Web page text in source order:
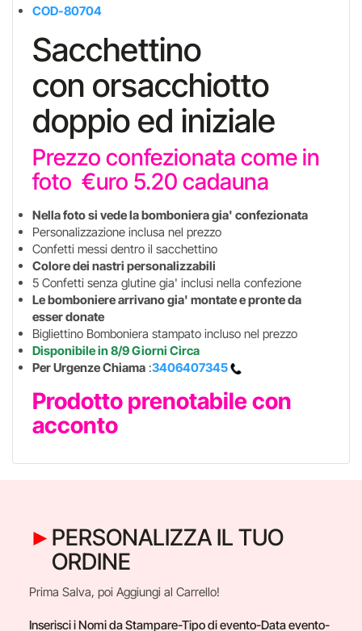
COD-80704
Sacchettino
con orsacchiotto
doppio ed iniziale
Prezzo confezionata come in
foto €uro 5.20 cadauna
Nella foto si vede la bomboniera gia' confezionata
Personalizzazione inclusa nel prezzo
Confetti messi dentro il sacchettino
Colore dei nastri personalizzabili
5 Confetti senza glutine gia' inclusi nella confezione
Le bomboniere arrivano gia' montate e pronte da
esser donate
Bigliettino Bomboniera stampato incluso nel prezzo
Disponibile in 8/9 Giorni Circa
Per Urgenze Chiama :3406407345
Prodotto prenotabile con
acconto
PERSONALIZZA IL TUO
ORDINE
Prima Salva, poi Aggiungi al Carrello!
Inserisci i Nomi da Stampare-Tipo di evento-Data evento-